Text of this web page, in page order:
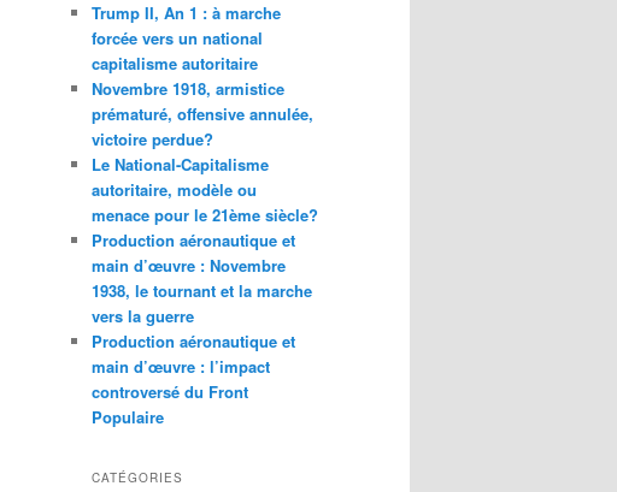
Trump II, An 1 : à marche
forcée vers un national
capitalisme autoritaire
Novembre 1918, armistice
prématuré, offensive annulée,
victoire perdue?
Le National-Capitalisme
autoritaire, modèle ou
menace pour le 21ème siècle?
Production aéronautique et
main d’œuvre : Novembre
1938, le tournant et la marche
vers la guerre
Production aéronautique et
main d’œuvre : l’impact
controversé du Front
Populaire
CATÉGORIES